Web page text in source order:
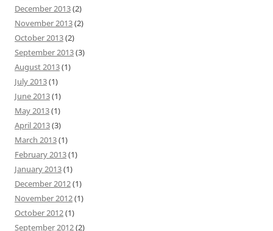
December 2013(2)
November 2013(2)
October 2013(2)
September 2013(3)
August 2013(1)
July 2013(1)
June 2013(1)
May 2013(1)
April 2013(3)
March 2013(1)
February 2013(1)
January 2013(1)
December 2012(1)
November 2012(1)
October 2012(1)
September 2012(2)